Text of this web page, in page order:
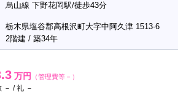
烏山線 下野花岡駅/徒歩43分
栃木県塩谷郡高根沢町大字中阿久津 1513-6
2階建 / 築34年
万円 （管理費等－）
－ / 礼 －